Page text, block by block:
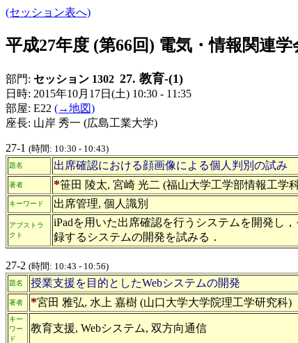
(セッション表へ)
平成27年度 (第66回) 電気・情報関連
部門: セッション 1302 27. 教育-(1)
日時: 2015年10月17日(土) 10:30 - 11:35
部屋: E22 (→地図)
座長: 山岸 秀一 (広島工業大学)
27-1 (時間: 10:30 - 10:43)
題名 出席確認における顔画像による個人判別の試み
著者 *笹田 陵太, 宮崎 光二 (福山大学工学部情報工学
キーワード 出席管理, 個人識別
アブストラ
クト
iPadを用いた出席確認を行うシステムを開発し
録するシステムの開発を試みる．
27-2 (時間: 10:43 - 10:56)
題名 授業支援を目的としたWebシステムの開発
著者 *宮田 雅弘, 水上 嘉樹 (山口大学大学院理工学研究科)
キー
ワー
ド
教育支援, Webシステム, 双方向通信